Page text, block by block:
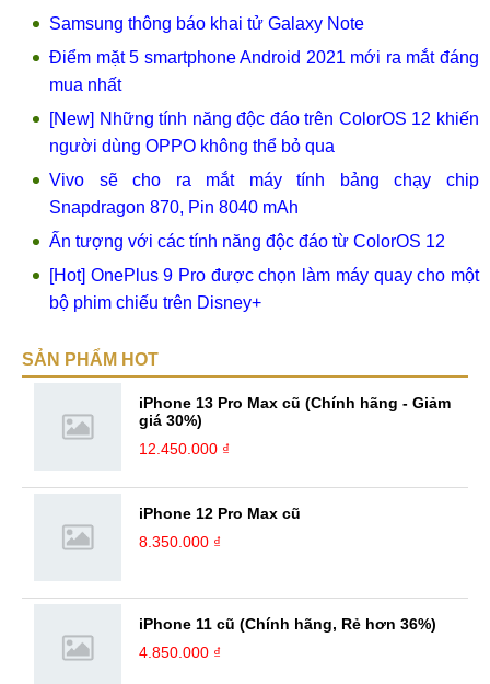
Samsung thông báo khai tử Galaxy Note
Điểm mặt 5 smartphone Android 2021 mới ra mắt đáng
mua nhất
[New] Những tính năng độc đáo trên ColorOS 12 khiến
người dùng OPPO không thể bỏ qua
Vivo sẽ cho ra mắt máy tính bảng chạy chip
Snapdragon 870, Pin 8040 mAh
Ấn tượng với các tính năng độc đáo từ ColorOS 12
[Hot] OnePlus 9 Pro được chọn làm máy quay cho một
bộ phim chiếu trên Disney+
SẢN PHẨM HOT
iPhone 13 Pro Max cũ (Chính hãng - Giảm
giá 30%)
12.450.000 ₫
iPhone 12 Pro Max cũ
8.350.000 ₫
iPhone 11 cũ (Chính hãng, Rẻ hơn 36%)
4.850.000 ₫